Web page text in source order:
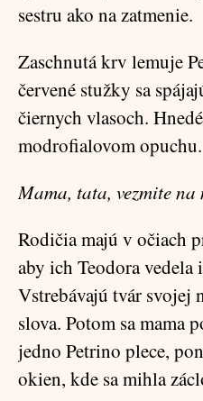
sestru ako na zatmenie.
Zaschnutá krv lemuje
červené stužky sa
čiernych vlasoch.
modrofialovom opuchu.
Mama, tata, vezmite na
Rodičia majú v očiach
aby ich Teodora
Vstrebávajú tvár svojej
slova. Potom sa mama
jedno Petrino plece,
okien, kde sa mihla